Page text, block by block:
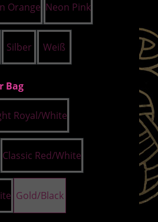
Orange Neon Pink
Silber Weiß
Bagauswählen
Royal/White
Classic Red/White
Gold/Black